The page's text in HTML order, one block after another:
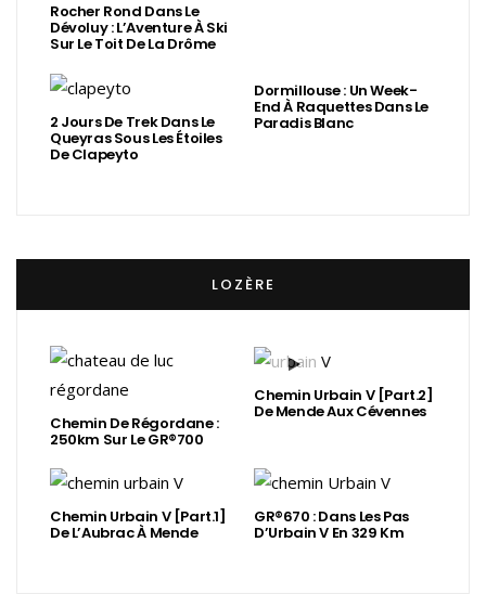
Rocher Rond Dans Le
Dévoluy : L’Aventure À Ski
Sur Le Toit De La Drôme
2 Jours De Trek Dans Le
Queyras Sous Les Étoiles
De Clapeyto
Dormillouse : Un Week-
End À Raquettes Dans Le
Paradis Blanc
LOZÈRE
Chemin De Régordane :
250km Sur Le GR®700
Chemin Urbain V [Part.2]
De Mende Aux Cévennes
Chemin Urbain V [Part.1]
De L’Aubrac À Mende
GR®670 : Dans Les Pas
D’Urbain V En 329 Km